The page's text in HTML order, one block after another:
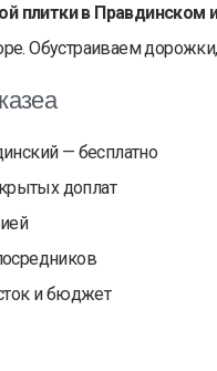
плитки в
Обустраиваем
— бесплатно
доплат
и бюджет